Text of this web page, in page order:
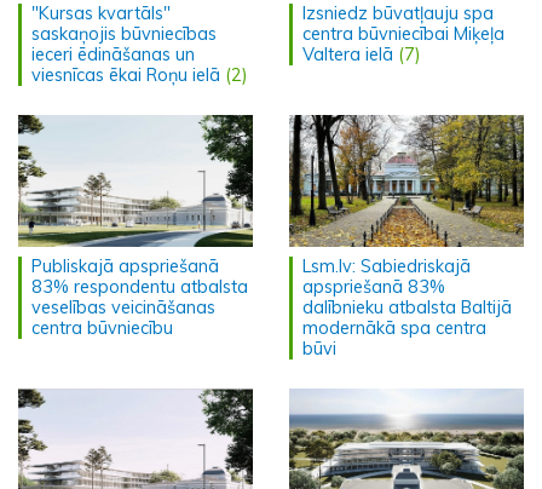
"Kursas kvartāls"
saskaņojis būvniecības
ieceri ēdināšanas un
viesnīcas ēkai Roņu ielā (2)
Izsniedz būvatļauju spa
centra būvniecībai Miķeļa
Valtera ielā (7)
Publiskajā apspriešanā
83% respondentu atbalsta
veselības veicināšanas
centra būvniecību
Lsm.lv: Sabiedriskajā
apspriešanā 83%
dalībnieku atbalsta Baltijā
modernākā spa centra
būvi